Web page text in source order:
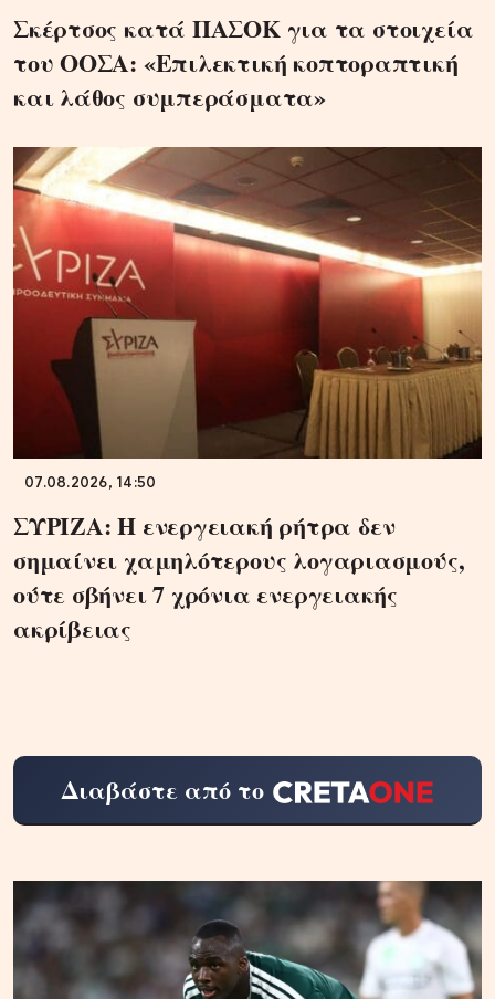
Σκέρτσος κατά ΠΑΣΟΚ για τα στοιχεία
του ΟΟΣΑ: «Επιλεκτική κοπτοραπτική
και λάθος συμπεράσματα»
07.08.2026, 14:50
ΣΥΡΙΖΑ: Η ενεργειακή ρήτρα δεν
σημαίνει χαμηλότερους λογαριασμούς,
ούτε σβήνει 7 χρόνια ενεργειακής
ακρίβειας
Διαβάστε από το